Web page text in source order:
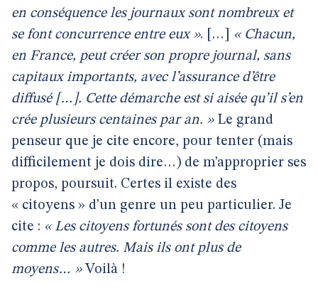
en conséquence les journaux sont nombreux et
se font concurrence entre eux ». […] « Chacun,
en France, peut créer son propre journal, sans
capitaux importants, avec l’assurance d’être
diffusé […]. Cette démarche est si aisée qu’il s’en
crée plusieurs centaines par an. »Le grand
penseur que je cite encore, pour tenter (mais
difficilement je dois dire…) de m’approprier ses
propos, poursuit. Certes il existe des
« citoyens » d’un genre un peu particulier. Je
cite : « Les citoyens fortunés sont des citoyens
comme les autres. Mais ils ont plus de
moyens… »Voilà !